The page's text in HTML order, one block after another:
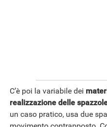
C’è poi la variabile dei
realizzazione delle
un caso pratico, usa due